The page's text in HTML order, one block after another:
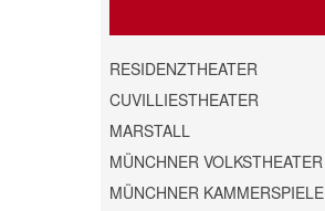
RESIDENZTHEATER
CUVILLIESTHEATER
MARSTALL
MÜNCHNER VOLKSTHEATER
MÜNCHNER KAMMERSPIELE